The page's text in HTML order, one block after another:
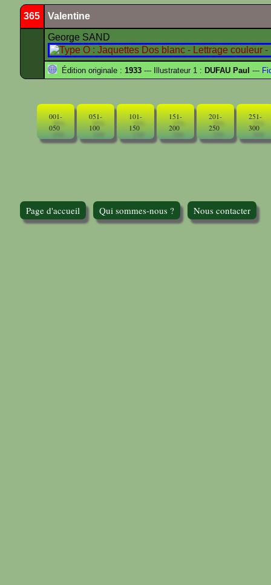
365 Valentine
George SAND
Édition originale : 1933 --- Illustrateur 1 : DUFAU Paul ---
001-
050
051-
100
101-
150
151-
200
201-
250
251-
300
Page d'accueil Qui sommes-nous ? Nous contacter